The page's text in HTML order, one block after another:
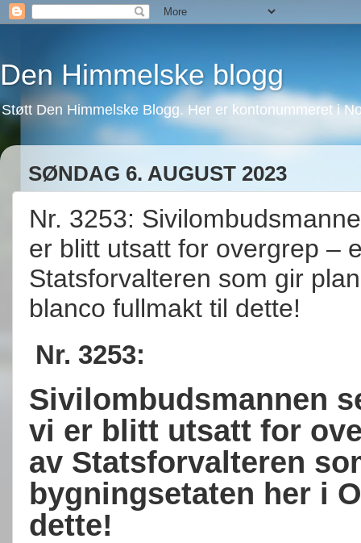
Den Himmelske blogg
Støtt Den Himmelske Blogg. Her er kontonummeret i
SØNDAG 6. AUGUST 2023
Nr. 3253:
er blitt utsatt for overgrep –
Statsforvalteren som gir
blanco fullmakt til dette!
Nr. 3253:
Sivilombudsmannen
vi er blitt utsatt for
av Statsforvalteren
bygningsetaten her i
dette!